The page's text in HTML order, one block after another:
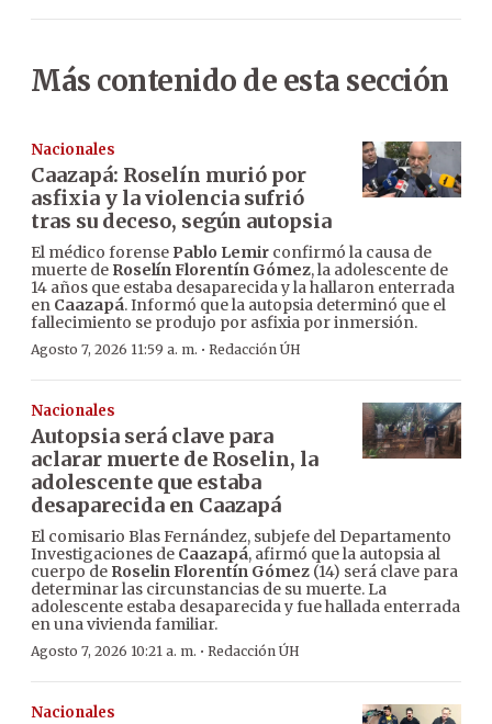
Más contenido de esta sección
Nacionales
Caazapá: Roselín murió por
asfixia y la violencia sufrió
tras su deceso, según autopsia
El médico forense Pablo Lemir confirmó la causa de
muerte de Roselín Florentín Gómez, la adolescente de
14 años que estaba desaparecida y la hallaron enterrada
en Caazapá. Informó que la autopsia determinó que el
fallecimiento se produjo por asfixia por inmersión.
Agosto 7, 2026 11:59 a. m. · Redacción ÚH
Nacionales
Autopsia será clave para
aclarar muerte de Roselin, la
adolescente que estaba
desaparecida en Caazapá
El comisario Blas Fernández, subjefe del Departamento
Investigaciones de Caazapá, afirmó que la autopsia al
cuerpo de Roselin Florentín Gómez (14) será clave para
determinar las circunstancias de su muerte. La
adolescente estaba desaparecida y fue hallada enterrada
en una vivienda familiar.
Agosto 7, 2026 10:21 a. m. · Redacción ÚH
Nacionales